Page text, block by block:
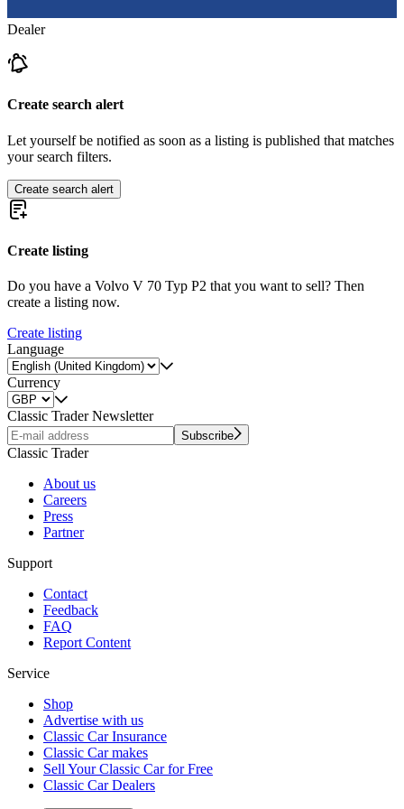
Dealer
Create search alert
Let yourself be notified as soon as a listing is published that matches
your search filters.
Create search alert
Create listing
Do you have a Volvo V 70 Typ P2 that you want to sell? Then
create a listing now.
Create listing
Language
Currency
Classic Trader Newsletter
Subscribe
Classic Trader
About us
Careers
Press
Partner
Support
Contact
Feedback
FAQ
Report Content
Service
Shop
Advertise with us
Classic Car Insurance
Classic Car makes
Sell Your Classic Car for Free
Classic Car Dealers